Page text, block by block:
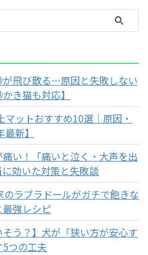
飛び散る…原因と失敗しない
き猫も対応】
ットおすすめ10選｜原因・
新】
痛い！「痛いと泣く・大声を出
効いた対策と失敗談
ラブラドールがガチで飽きな
強レシピ
そう？】犬が「狭い方が安心す
つの工夫